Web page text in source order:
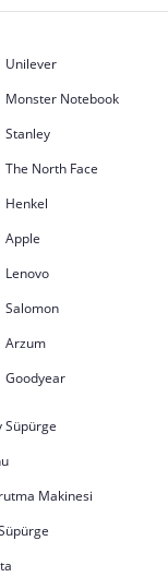
Unilever
Monster Notebook
Stanley
The North Face
Henkel
Apple
Lenovo
Salomon
Arzum
Goodyear
Süpürge
Makinesi